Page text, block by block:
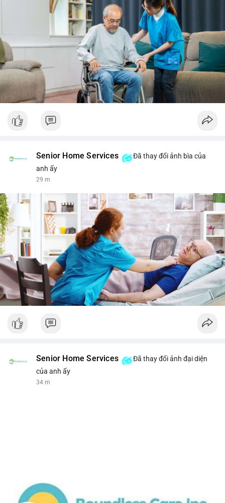
Senior Home Services
Đã thay đổi ảnh bìa của
anh ấy
29 m
Senior Home Services
Đã thay đổi ảnh đại diện
của anh ấy
34 m